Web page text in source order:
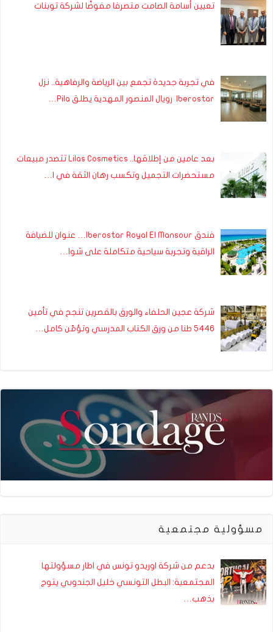
تعيين أسامة الصامت متصرفا مفوضًا لشركة توبنات
في تجربة جديدة تجمع بين الرياضة والرفاهية.. نزل
Iberostar رويال المنصور المهدية يطلق Pila…
بعد عامين من إطلاقها.. Lilas Cosmetics تتصدر مبيعات
مستحضرات التجميل وتكسب رهان الثقة في ا…
فندق Iberostar Royal El Mansour… عنوان للضيافة
الراقية وتجربة سياحية متكاملة على شوا…
شركة عجين الحلفاء والورق بالقصرين تنجح في تأمين
5446 طنا من ورق الكتاب المدرسي وتؤمّن كامل…
مسؤولية مجتمعية
بدعم من شركة اوريدو تونس في اطار مسؤولتها
المجتمعية: البطل التونسي خليل الجندوبي يتوج
بذهب…